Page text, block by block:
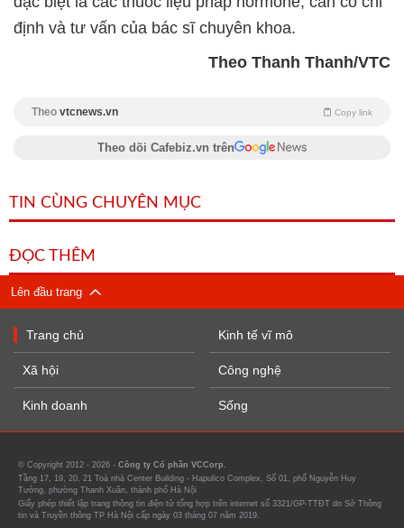
định và tư vấn của bác sĩ chuyên khoa.
Theo Thanh Thanh/VTC
Theo vtcnews.vn Copy link
Theo dõi Cafebiz.vn trên
TIN CÙNG CHUYÊN MỤC
ĐỌC THÊM
Lên đầu trang
Trang chủ
Xã hội
Kinh doanh
Kinh tế vĩ mô
Công nghệ
Sống
© Copyright 2012 - 2026 - Công ty Cổ phần VCCorp.
Tầng 17, 19, 20, 21 Toà nhà Center Building - Hapulico Complex, Số 01, phố Nguyễn Huy
Tưởng, phường Thanh Xuân, thành phố Hà Nội
Giấy phép thiết lập trang thông tin điện tử tổng hợp trên internet số 3321/GP-TTĐT do Sở Thông
tin và Truyền thông TP Hà Nội cấp ngày 03 tháng 07 năm 2019.